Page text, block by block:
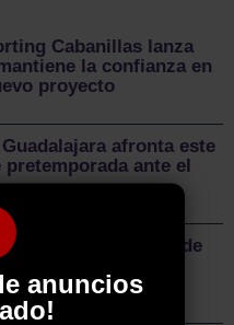
anuncios
Cabanillas lanza
la confianza en
proyecto
afronta este
pretemporada ante el
da el pistoletazo de
La Mancha